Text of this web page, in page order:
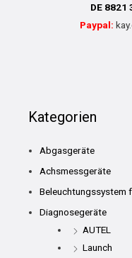
DE 8821
Paypal:
Kategorien
Abgasgeräte
Achsmessgeräte
Beleuchtungssystem
Diagnosegeräte
AUTEL
Launch